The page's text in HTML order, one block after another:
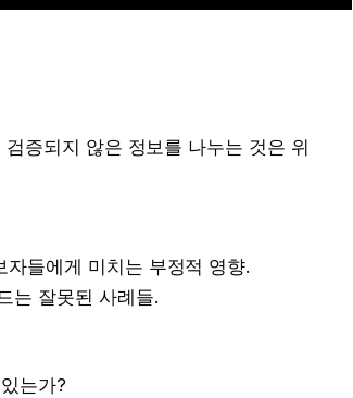
증되지 않은 정보를 나누는 것은 위
들에게 미치는 부정적 영향.
는 잘못된 사례들.
는가?